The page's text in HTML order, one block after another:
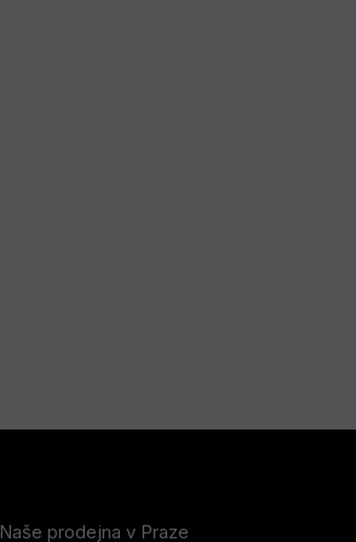
Naše prodejna v Praze